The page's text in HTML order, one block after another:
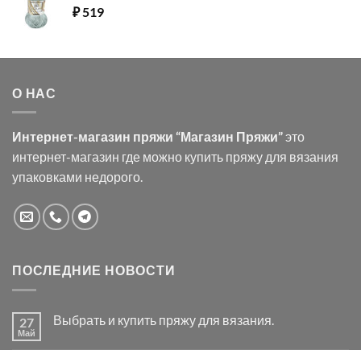
₽519
О НАС
Интернет-магазин пряжи “Магазин Пряжи”это
интернет-магазин где можно купить пряжу для вязания
упаковками недорого.
ПОСЛЕДНИЕ НОВОСТИ
27
Май
Выбрать и купить пряжу для вязания.